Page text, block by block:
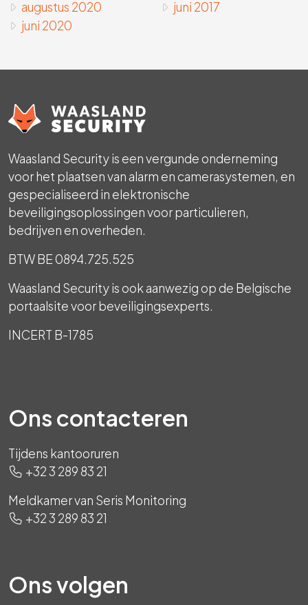
augustus 2020
juni 2020
juni 2017
Waasland Security is een vergunde onderneming
voor het plaatsen van alarm en camerasystemen, en
gespecialiseerd in elektronische
beveiligingsoplossingen voor particulieren,
bedrijven en overheden.
BTW BE 0894.725.525
Waasland Security is ook aanwezig op de Belgische
portaalsite voor beveiligingsexperts.
INCERT B-1785
Ons contacteren
Tijdens kantooruren
+32 3 289 83 21
Meldkamer van Seris Monitoring
+32 3 289 83 21
Ons volgen